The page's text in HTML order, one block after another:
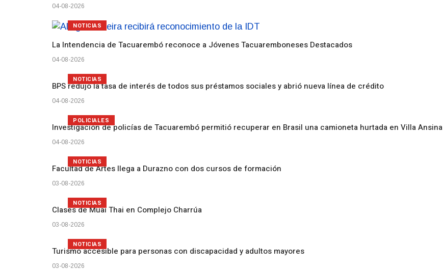
04-08-2026
La Intendencia de Tacuarembó reconoce a Jóvenes Tacuaremboneses Destacados
04-08-2026
NOTICIAS
BPS redujo la tasa de interés de todos sus préstamos sociales y abrió nueva línea de crédito
04-08-2026
NOTICIAS
Investigación de policías de Tacuarembó permitió recuperar en Brasil una camioneta hurtada en Villa Ansina
04-08-2026
POLICIALES
Facultad de Artes llega a Durazno con dos cursos de formación
03-08-2026
NOTICIAS
Clases de Muai Thai en Complejo Charrúa
03-08-2026
NOTICIAS
Turismo accesible para personas con discapacidad y adultos mayores
03-08-2026
NOTICIAS